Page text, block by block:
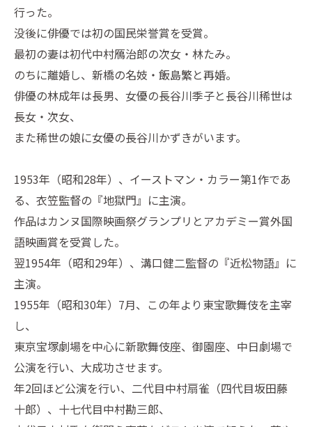
行った。
没後に俳優では初の国民栄誉賞を受賞。
最初の妻は初代中村鴈治郎の次女・林たみ。
のちに離婚し、新橋の名妓・飯島繁と再婚。
俳優の林成年は長男、女優の長谷川季子と長谷川稀世は
長女・次女、
また稀世の娘に女優の長谷川かずきがいます。
1953年（昭和28年）、イーストマン・カラー第1作であ
る、衣笠監督の『地獄門』に主演。
作品はカンヌ国際映画祭グランプリとアカデミー賞外国
語映画賞を受賞した。
翌1954年（昭和29年）、溝口健二監督の『近松物語』に
主演。
1955年（昭和30年）7月、この年より東宝歌舞伎を主宰
し、
東京宝塚劇場を中心に新歌舞伎座、御園座、中日劇場で
公演を行い、大成功させます。
年2回ほど公演を行い、二代目中村扇雀（四代目坂田藤
十郎）、十七代目中村勘三郎、